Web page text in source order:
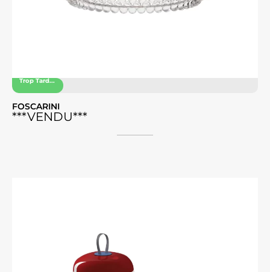
Trop Tard...
FOSCARINI
***VENDU***